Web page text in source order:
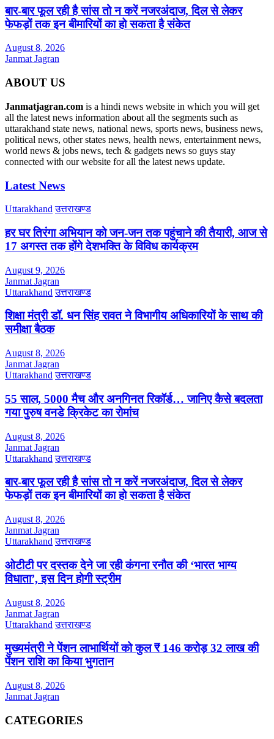
बार-बार फूल रही है सांस तो न करें नजरअंदाज, दिल से लेकर
फेफड़ों तक इन बीमारियों का हो सकता है संकेत
August 8, 2026
Janmat Jagran
ABOUT US
Janmatjagran.com is a hindi news website in which you will get
all the latest news information about all the segments such as
uttarakhand state news, national news, sports news, business news,
political news, other states news, health news, entertainment news,
world news & jobs news, tech & gadgets news so guys stay
connected with our website for all the latest news update.
Latest News
Uttarakhand उत्तराखण्ड
हर घर तिरंगा अभियान को जन-जन तक पहुंचाने की तैयारी, आज से
17 अगस्त तक होंगे देशभक्ति के विविध कार्यक्रम
August 9, 2026
Janmat Jagran
Uttarakhand उत्तराखण्ड
शिक्षा मंत्री डॉ. धन सिंह रावत ने विभागीय अधिकारियों के साथ की
समीक्षा बैठक
August 8, 2026
Janmat Jagran
Uttarakhand उत्तराखण्ड
55 साल, 5000 मैच और अनगिनत रिकॉर्ड… जानिए कैसे बदलता
गया पुरुष वनडे क्रिकेट का रोमांच
August 8, 2026
Janmat Jagran
Uttarakhand उत्तराखण्ड
बार-बार फूल रही है सांस तो न करें नजरअंदाज, दिल से लेकर
फेफड़ों तक इन बीमारियों का हो सकता है संकेत
August 8, 2026
Janmat Jagran
Uttarakhand उत्तराखण्ड
ओटीटी पर दस्तक देने जा रही कंगना रनौत की ‘भारत भाग्य
विधाता’, इस दिन होगी स्ट्रीम
August 8, 2026
Janmat Jagran
Uttarakhand उत्तराखण्ड
मुख्यमंत्री ने पेंशन लाभार्थियों को कुल ₹ 146 करोड़ 32 लाख की
पेंशन राशि का किया भुगतान
August 8, 2026
Janmat Jagran
CATEGORIES